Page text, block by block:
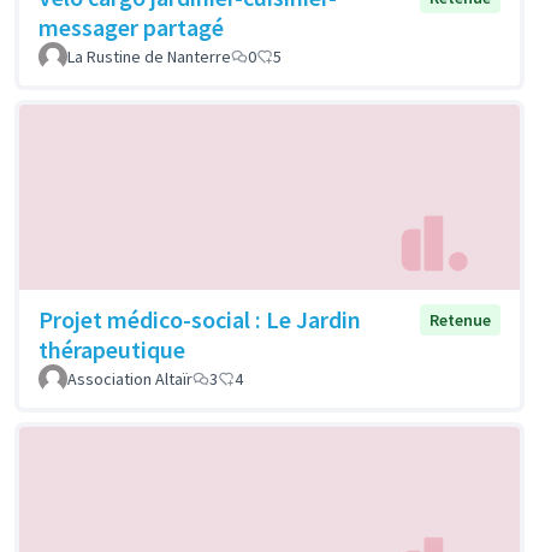
messager partagé
La Rustine de Nanterre 0 5
Projet médico-social : Le Jardin
thérapeutique
Retenue
Association Altaïr 3 4